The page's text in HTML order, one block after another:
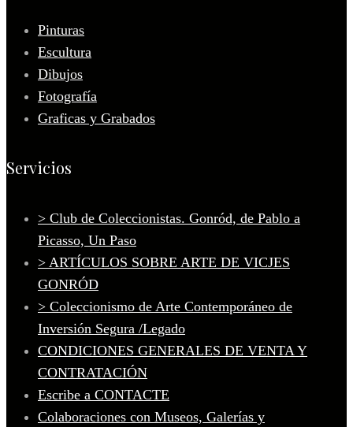
Pinturas
Escultura
Dibujos
Fotografía
Graficas y Grabados
Servicios
> Club de Coleccionistas. Gonród, de Pablo a
Picasso, Un Paso
> ARTÍCULOS SOBRE ARTE DE VICJES
GONRÓD
> Coleccionismo de Arte Contemporáneo de
Inversión Segura /Legado
CONDICIONES GENERALES DE VENTA Y
CONTRATACIÓN
Escribe a CONTACTE
Colaboraciones con Museos, Galerías y